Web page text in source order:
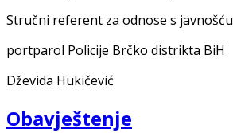
Stručni referent za odnose s javnošću
portparol Policije Brčko distrikta BiH
Dževida Hukičević
Obavještenje